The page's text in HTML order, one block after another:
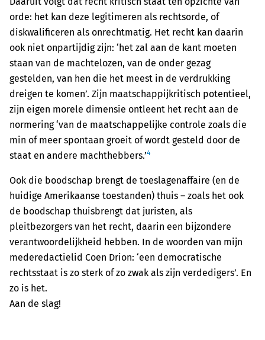
orde: het kan deze legitimeren als rechtsorde, of
diskwalificeren als onrechtmatig. Het recht kan daarin
ook niet onpartijdig zijn: ‘het zal aan de kant moeten
staan van de machte­lozen, van de onder gezag
gestelden, van hen die het meest in de verdrukking
dreigen te komen’. Zijn maatschappijkritisch potentieel,
zijn eigen morele dimensie ontleent het recht aan de
normering ‘van de maatschappelijke controle zoals die
min of meer spontaan groeit of wordt gesteld door de
staat en andere machthebbers.’4
Ook die boodschap brengt de toeslagenaffaire (en de
huidige Amerikaanse toestanden) thuis – zoals het ook
de boodschap thuisbrengt dat juristen, als
pleitbezorgers van het recht, daarin een bijzondere
verantwoordelijkheid hebben. In de woorden van mijn
mederedactielid Coen Drion: ‘een democratische
rechtsstaat is zo sterk of zo zwak als zijn verdedigers’. En
zo is het.
Aan de slag!